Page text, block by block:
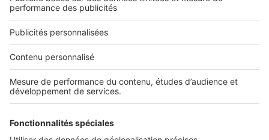
01 53 38 80 00
Nos solutions pro